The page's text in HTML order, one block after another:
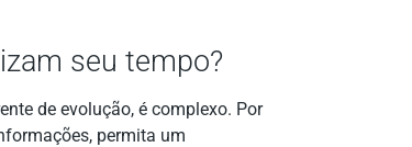
seu tempo?
de evolução, é complexo. Por
permita um